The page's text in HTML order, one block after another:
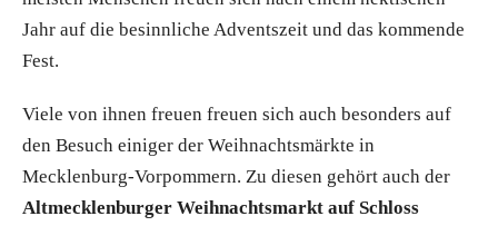
Jahr auf die besinnliche Adventszeit und das kommende
Fest.
Viele von ihnen freuen freuen sich auch besonders auf
den Besuch einiger der Weihnachtsmärkte in
Mecklenburg-Vorpommern. Zu diesen gehört auch der
Altmecklenburger Weihnachtsmarkt auf Schloss